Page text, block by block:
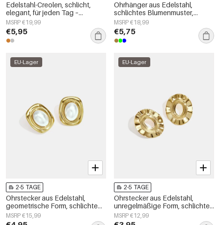
Edelstahl-Creolen, schlicht,
elegant, für jeden Tag –
Damenschmuck
MSRP €19,99
€5,95
Ohrhänger aus Edelstahl,
schlichtes Blumenmuster,
schlichte Alltags-Serie,
Damenschmuck
MSRP €18,99
€5,75
EU-Lager
2-5 TAGE
Ohrstecker aus Edelstahl,
geometrische Form, schlichte
Alltags-Serie, Damenschmuck
MSRP €15,99
EU-Lager
2-5 TAGE
Ohrstecker aus Edelstahl,
unregelmäßige Form, schlichte
Alltags-Serie, Damenschmuck
MSRP €12,99